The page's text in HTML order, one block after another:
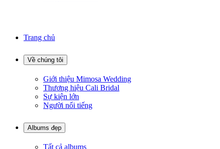
Trang chủ
Về chúng tôi
Giới thiệu Mimosa Wedding
Thương hiệu Cali Bridal
Sự kiện lớn
Người nổi tiếng
Albums đẹp
Tất cả albums